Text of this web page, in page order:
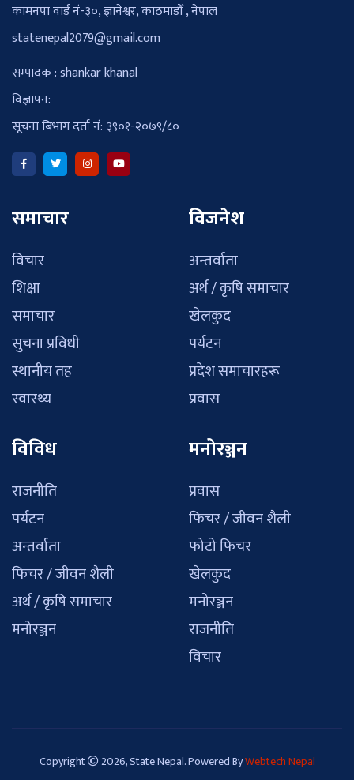
कामनपा वार्ड नं-३०, ज्ञानेश्वर, काठमाडौँ , नेपाल
statenepal2079@gmail.com
सम्पादक : shankar khanal
विज्ञापन:
सूचना बिभाग दर्ता नं: ३९०१-२०७९/८०
समाचार
विचार
शिक्षा
समाचार
सुचना प्रविधी
स्थानीय तह
स्वास्थ्य
विजनेश
अन्तर्वाता
अर्थ / कृषि समाचार
खेलकुद
पर्यटन
प्रदेश समाचारहरू
प्रवास
विविध
राजनीति
पर्यटन
अन्तर्वाता
फिचर / जीवन शैली
अर्थ / कृषि समाचार
मनोरञ्जन
मनोरञ्जन
प्रवास
फिचर / जीवन शैली
फोटो फिचर
खेलकुद
मनोरञ्जन
राजनीति
विचार
Copyright 2026, State Nepal. Powered ByWebtech Nepal